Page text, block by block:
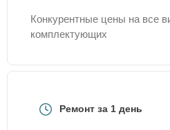
Конкурентные цены на все
комплектующих
Ремонт за 1 день